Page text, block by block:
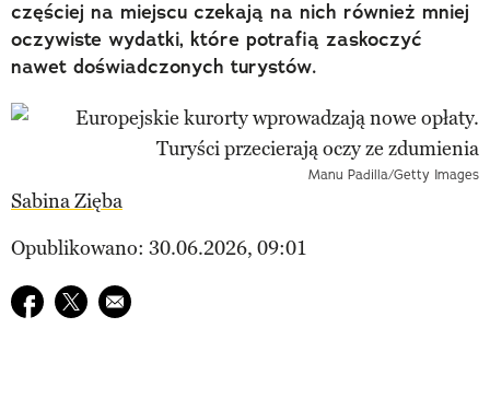
częściej na miejscu czekają na nich również mniej
oczywiste wydatki, które potrafią zaskoczyć
nawet doświadczonych turystów.
Manu Padilla/Getty Images
Sabina Zięba
Opublikowano: 30.06.2026, 09:01
Udostępnij na facebook
Udostępnij na twitter
E-mail do przyjaciela